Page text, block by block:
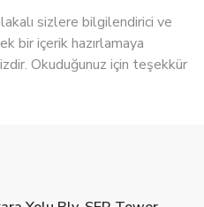
sizlere bilgilendirici ve
bir içerik hazırlamaya
Okuduğunuz için teşekkür